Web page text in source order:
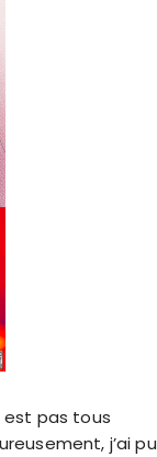
est pas tous
j’ai pu